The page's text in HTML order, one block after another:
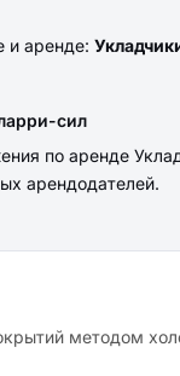
и аренде:
сил
по аренде
арендодателей.
методом